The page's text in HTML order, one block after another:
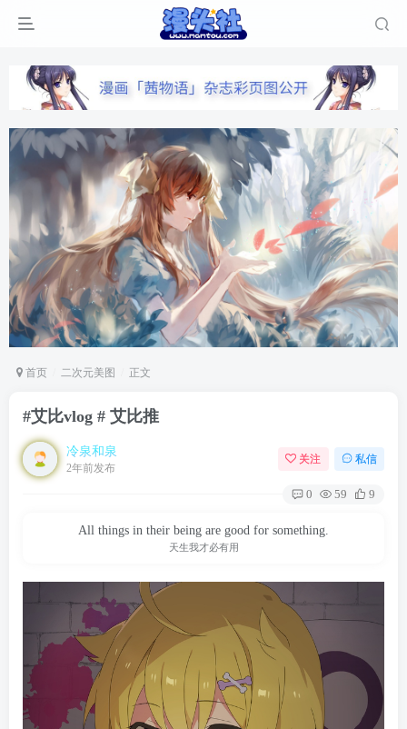
首页 二次元美图 正文
#艾比vlog # 艾比推
冷泉和泉
2年前发布
关注 私信
0 59 9
All things in their being are good for something.
天生我才必有用